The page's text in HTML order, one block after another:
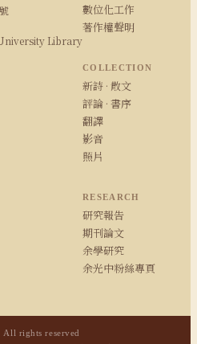
Library
數位化工作
著作權聲明
COLLECTION
新詩 · 散文
評論 · 書序
翻譯
影音
照片
RESEARCH
研究報告
期刊論文
余學研究
余光中粉絲專頁
rights reserved